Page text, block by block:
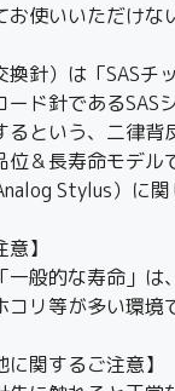
使いいただけな
換針）は「SASチ
ード針であるSAS
るという、二律背
＆長寿命モデル
Stylus）に
】
一般的な寿命」
コリ等が多い環境
に関するご注意】